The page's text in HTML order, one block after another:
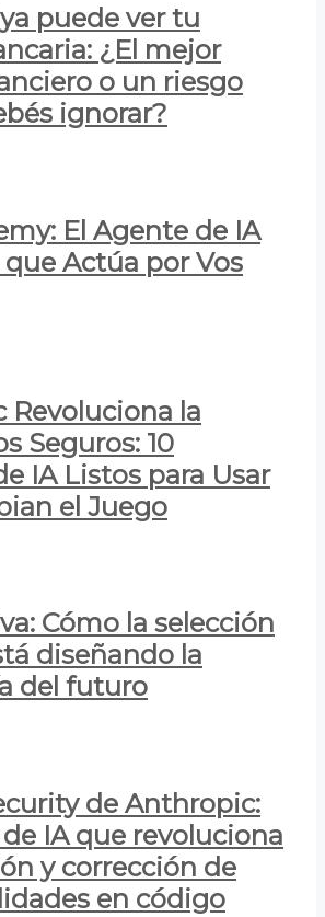
puede ver tu
¿El mejor
o un riesgo
ignorar?
El Agente de IA
Actúa por Vos
la
Seguros: 10
IA Listos para Usar
el Juego
Cómo la selección
diseñando la
del futuro
de Anthropic:
IA que revoluciona
y corrección de
en código